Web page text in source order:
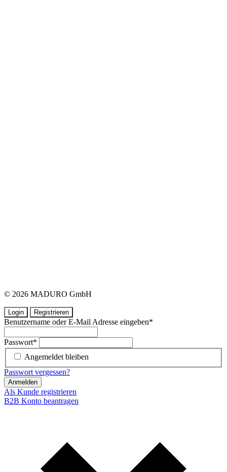
© 2026 MADURO GmbH
Login Registrieren
Benutzername oder E-Mail Adresse eingeben*
Passwort*
Angemeldet bleiben
Passwort vergessen?
Anmelden
Als Kunde registrieren
B2B Konto beantragen